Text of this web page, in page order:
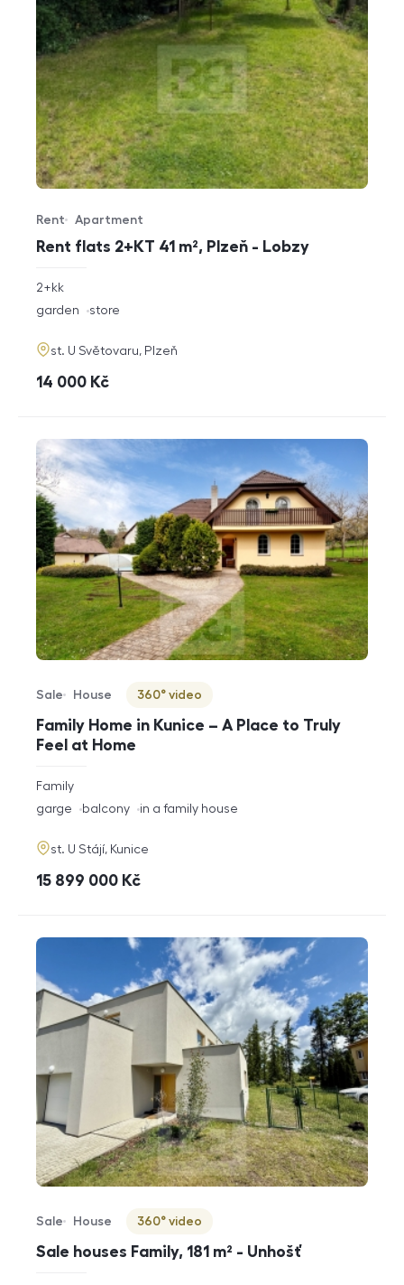
Rent flats 2+KT 41 m², Plzeň - Lobzy
Offer type
Rent
Property type
Apartment
rozměry
2+kk
funkce
garden store
adresa
st. U Světovaru, Plzeň
cena
14 000 Kč
Family Home in Kunice – A Place to Truly
Feel at Home
Offer type
Sale
Property type
House
Virtuální prohlídka
360° video
rozměry
disposition
Family
funkce
garge balcony in a family house
adresa
st. U Stájí, Kunice
cena
15 899 000 Kč
Sale houses Family, 181 m² - Unhošť
Offer type
Sale
Property type
House
Virtuální prohlídka
360° video